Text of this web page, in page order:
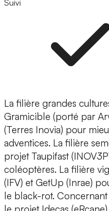
Suivi
La filière grandes
Gramicible (porté par
(Terres Inovia) pour
adventices. La filière
projet Taupifast
coléoptères. La filière
(IFV) et GetUp (Inrae)
le black-rot.